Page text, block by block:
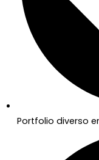
Portfolio diverso